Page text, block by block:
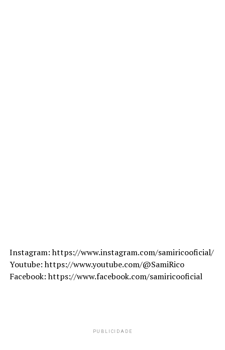
Instagram: https://www.instagram.com/samiricooficial/
Youtube: https://www.youtube.com/@SamiRico
Facebook: https://www.facebook.com/samiricooficial
PUBLICIDADE